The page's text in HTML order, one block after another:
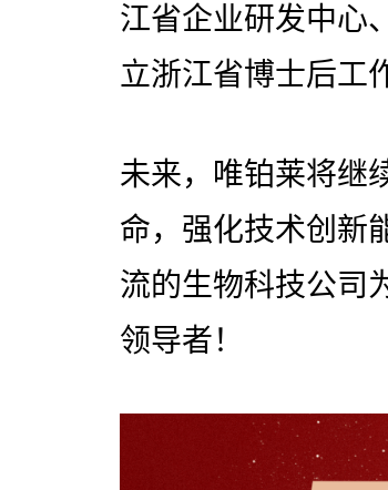
江省企业研发中心
立浙江省博士后工
未来，唯铂莱将继
命，强化技术创新
流的生物科技公司
领导者！